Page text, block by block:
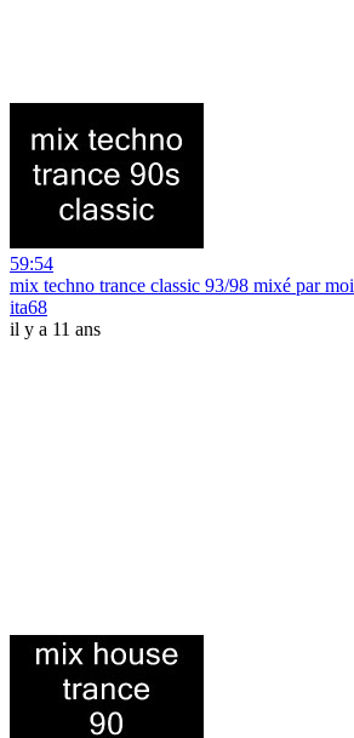
59:54
mix techno trance classic 93/98 mixé par moi
ita68
il y a 11 ans